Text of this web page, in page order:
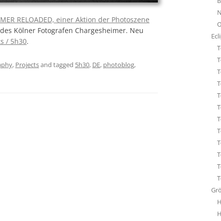
RELOADED, einer Aktion der Photoszene
Kölner Fotografen Chargesheimer. Neu
/ 5h30.
, Projectsand tagged 5h30, DE, photoblog,